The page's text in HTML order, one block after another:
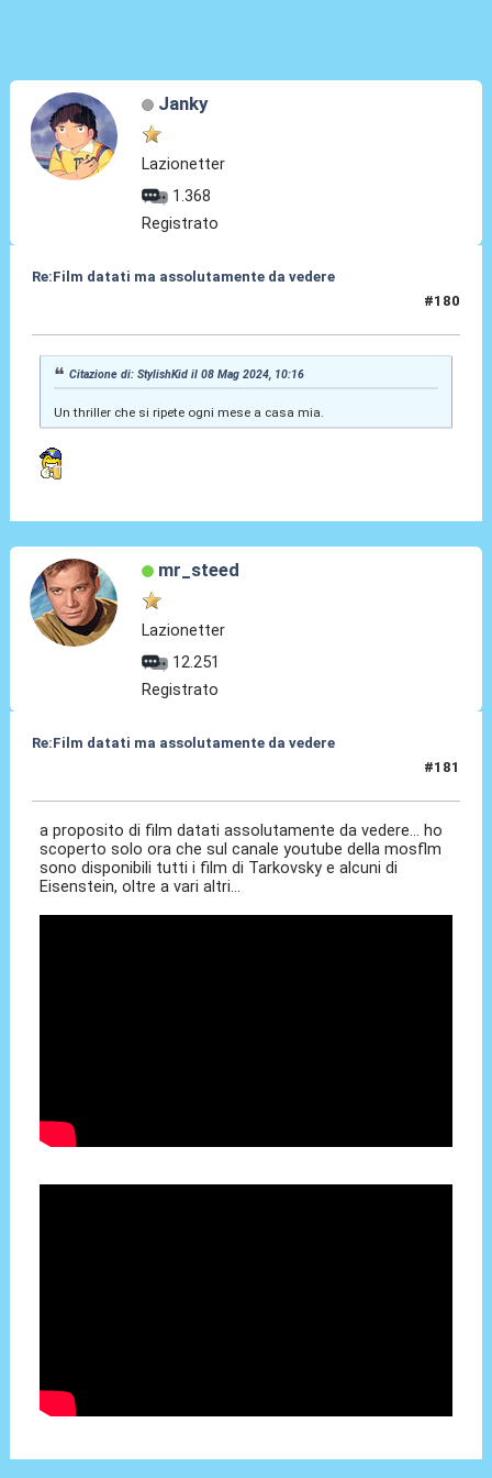
Janky
Lazionetter
1.368
Registrato
Re:Film datati ma assolutamente da vedere
#180
Citazione di: StylishKid il 08 Mag 2024, 10:16
Un thriller che si ripete ogni mese a casa mia.
mr_steed
Lazionetter
12.251
Registrato
Re:Film datati ma assolutamente da vedere
#181
a proposito di film datati assolutamente da vedere... ho
scoperto solo ora che sul canale youtube della mosflm
sono disponibili tutti i film di Tarkovsky e alcuni di
Eisenstein, oltre a vari altri...